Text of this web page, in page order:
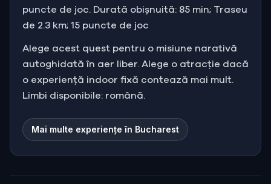
puncte de joc. Durată obișnuită: 85 min; Traseu
de 2.3 km; 15 puncte de joc
Alege acest quest pentru o misiune narativă
autoghidată în aer liber. Alege o atracție dacă
o experiență indoor fixă contează mai mult.
Limbi disponibile: română.
Mai multe experiențe în Bucharest